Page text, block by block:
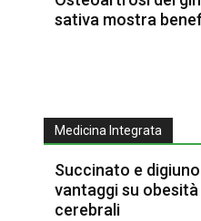
sativa mostra
Medicina Integrata
Succinato e
vantaggi su
cerebrali